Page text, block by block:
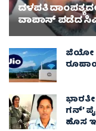
ದಳಪತಿ
ವಾಪಾಸ್‌ ಪಡೆದ
ಜಿಯೋ
ಗನ್’
ಹೊಸ